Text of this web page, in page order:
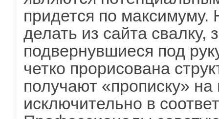
придется по максимуму.
делать из сайта
подвернувшиеся под
четко прорисована
получают «прописку»
исключительно в